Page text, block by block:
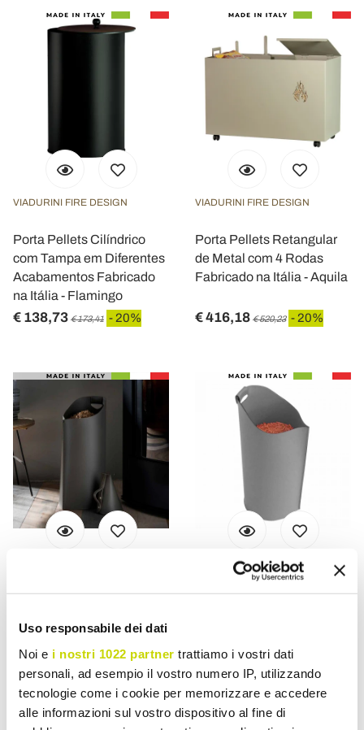
Uso responsabile dei dati
Noi e i nostri 1022 partner trattiamo i vostri dati
personali, ad esempio il vostro numero IP, utilizzando
tecnologie come i cookie per memorizzare e accedere
alle informazioni sul vostro dispositivo al fine di
VIADURINI FIRE DESIGN
Porta Pellets Cilíndrico
com Tampa em Diferentes
Acabamentos Fabricado
na Itália - Flamingo
€ 138,73 € 173,41 - 20%
VIADURINI FIRE DESIGN
Porta Pellets Retangular
de Metal com 4 Rodas
Fabricado na Itália - Aquila
€ 416,18 € 520,23 - 20%
design moderno
€ 442,60
FIRESTYLE
€ 340,77